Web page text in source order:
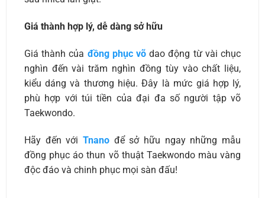
Giá thành hợp lý, dễ dàng sở hữu
Giá thành của đồng phục võ dao động từ vài chục
nghìn đến vài trăm nghìn đồng tùy vào chất liệu,
kiểu dáng và thương hiệu. Đây là mức giá hợp lý,
phù hợp với túi tiền của đại đa số người tập võ
Taekwondo.
Hãy đến với Tnanođể sở hữu ngay những mẫu
đồng phục áo thun võ thuật Taekwondo màu vàng
độc đáo và chinh phục mọi sàn đấu!